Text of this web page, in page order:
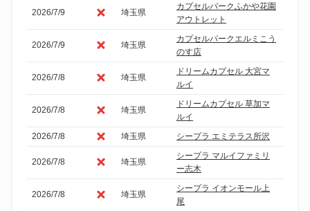
2026/7/9 埼玉県
カプセルパークふかや花園
アウトレット
2026/7/9 埼玉県
カプセルパークエルミこう
のす店
2026/7/8 埼玉県
ドリームカプセル 大宮マ
ルイ
2026/7/8 埼玉県
ドリームカプセル 草加マ
ルイ
2026/7/8
埼玉県 シープラ エミテラス所沢
2026/7/8 埼玉県
シープラ マルイファミリ
ー志木
2026/7/8 埼玉県
シープラ イオンモール上
尾